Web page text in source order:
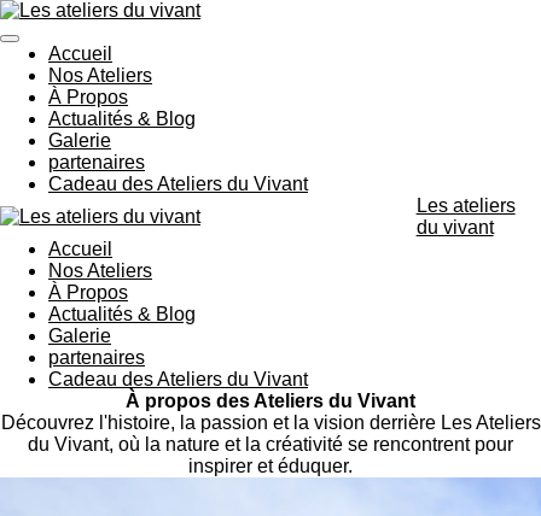
Passer
au
contenu
principal
Accueil
Nos Ateliers
À Propos
Actualités & Blog
Galerie
partenaires
Cadeau des Ateliers du Vivant
Les ateliers
du vivant
Accueil
Nos Ateliers
À Propos
Actualités & Blog
Galerie
partenaires
Cadeau des Ateliers du Vivant
À propos des Ateliers du Vivant
Découvrez l'histoire, la passion et la vision derrière Les Ateliers
du Vivant, où la nature et la créativité se rencontrent pour
inspirer et éduquer.